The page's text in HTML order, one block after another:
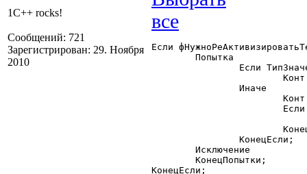
1C++ rocks!
Сообщений: 721
Зарегистрирован: 29. Ноября
2010
Если
КонецЕсли;